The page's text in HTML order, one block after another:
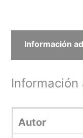
Información
Información
Autor